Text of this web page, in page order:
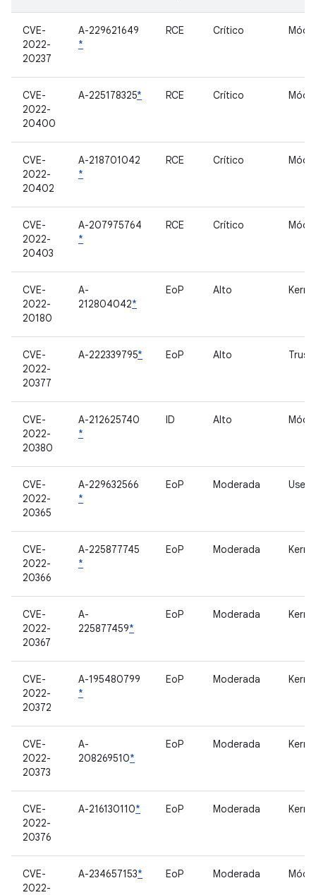
CVE-
2022-
20237
A-229621649
*
RCE Crítico
CVE-
2022-
20400
A-225178325* RCE Crítico
CVE-
2022-
20402
A-218701042
*
RCE Crítico
CVE-
2022-
20403
A-207975764
*
RCE Crítico
CVE-
2022-
20180
A-
212804042*
EoP Alto Kernel
CVE-
2022-
20377
A-222339795* EoP Alto
CVE-
2022-
20380
A-212625740
*
ID Alto
CVE-
2022-
20365
A-229632566
*
EoP Moderada
CVE-
2022-
20366
A-225877745
*
EoP Moderada Kernel
CVE-
2022-
20367
A-
225877459*
EoP Moderada Kernel
CVE-
2022-
20372
A-195480799
*
EoP Moderada Kernel
CVE-
2022-
20373
A-
208269510*
EoP Moderada Kernel
CVE-
2022-
20376
A-216130110* EoP Moderada Kernel
CVE-
2022-
A-234657153* EoP Moderada